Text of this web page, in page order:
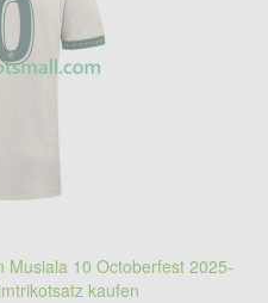
Musiala 10 Octoberfest 2025-
kaufen